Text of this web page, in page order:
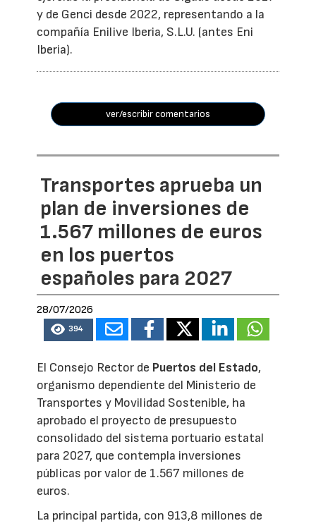
y de Genci desde 2022, representando a la
compañía Enilive Iberia, S.L.U. (antes Eni
Iberia).
ver/escribir comentarios
Transportes aprueba un
plan de inversiones de
1.567 millones de euros
en los puertos
españoles para 2027
28/07/2026
394
El Consejo Rector de Puertos del Estado,
organismo dependiente del Ministerio de
Transportes y Movilidad Sostenible, ha
aprobado el proyecto de presupuesto
consolidado del sistema portuario estatal
para 2027, que contempla inversiones
públicas por valor de 1.567 millones de
euros.
La principal partida, con 913,8 millones de